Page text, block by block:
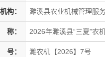
构： 濉溪县农业机械管理服
称： 2026年濉溪县“三夏”农
号： 濉农机【2026】7号